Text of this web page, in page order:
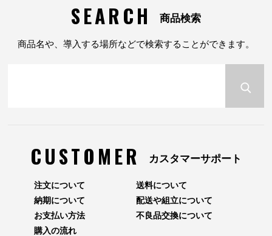
SEARCH 商品検索
商品名や、導入する場所などで検索することができます。
CUSTOMER カスタマーサポート
注文について
納期について
お支払い方法
送料について
配送や組立について
不良品交換について
購入の流れ